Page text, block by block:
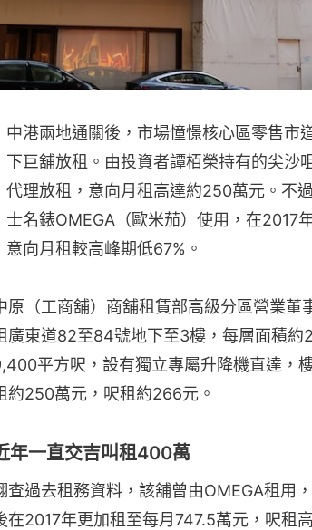
中港兩地通關後，市場憧憬核心區零售市
下巨舖放租。由投資者譚栢榮持有的尖沙
代理放租，意向月租高達約250萬元。不
士名錶OMEGA（歐米茄）使用，在2017
意向月租較高峰期低67%。
原（工商舖）商舖租賃部高級分區營業董
廣東道82至84號地下至3樓，每層面積約
平方呎，設有獨立專屬升降機直達，
約250萬元，呎租約266元。
年一直交吉叫租400萬
查過去租務資料，該舖曾由OMEGA租用
在2017年更加租至每月747.5萬元，呎租